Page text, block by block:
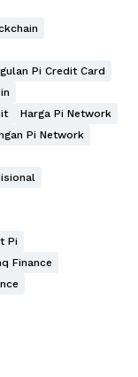
Pi Credit Card
Harga Pi Network
Pi Network
Pi
Finance